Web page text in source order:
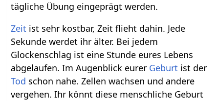
tägliche Übung eingeprägt werden.
Zeit ist sehr kostbar, Zeit flieht dahin. Jede
Sekunde werdet ihr älter. Bei jedem
Glockenschlag ist eine Stunde eures Lebens
abgelaufen. Im Augenblick eurer Geburt ist der
Tod schon nahe. Zellen wachsen und andere
vergehen. Ihr könnt diese menschliche Geburt